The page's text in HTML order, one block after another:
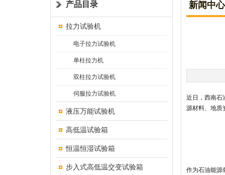
产品目录
拉力试验机
电子拉力试验机
单柱拉力机
双柱拉力试验机
伺服拉力试验机
液压万能试验机
高低温试验箱
恒温恒湿试验箱
步入式高低温交变试验箱
新闻中心
近日，西南石
源材料、地质
作为石油能源